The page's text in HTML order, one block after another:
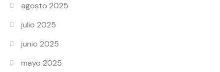
agosto 2025
julio 2025
junio 2025
mayo 2025